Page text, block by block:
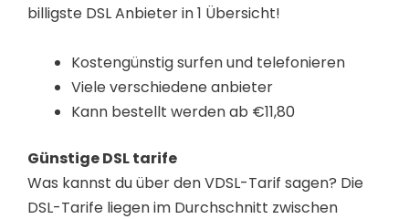
billigste DSL Anbieter in 1 Übersicht!
Kostengünstig surfen und telefonieren
Viele verschiedene anbieter
Kann bestellt werden ab €11,80
Günstige DSL tarife
Was kannst du über den VDSL-Tarif sagen? Die
DSL-Tarife liegen im Durchschnitt zwischen